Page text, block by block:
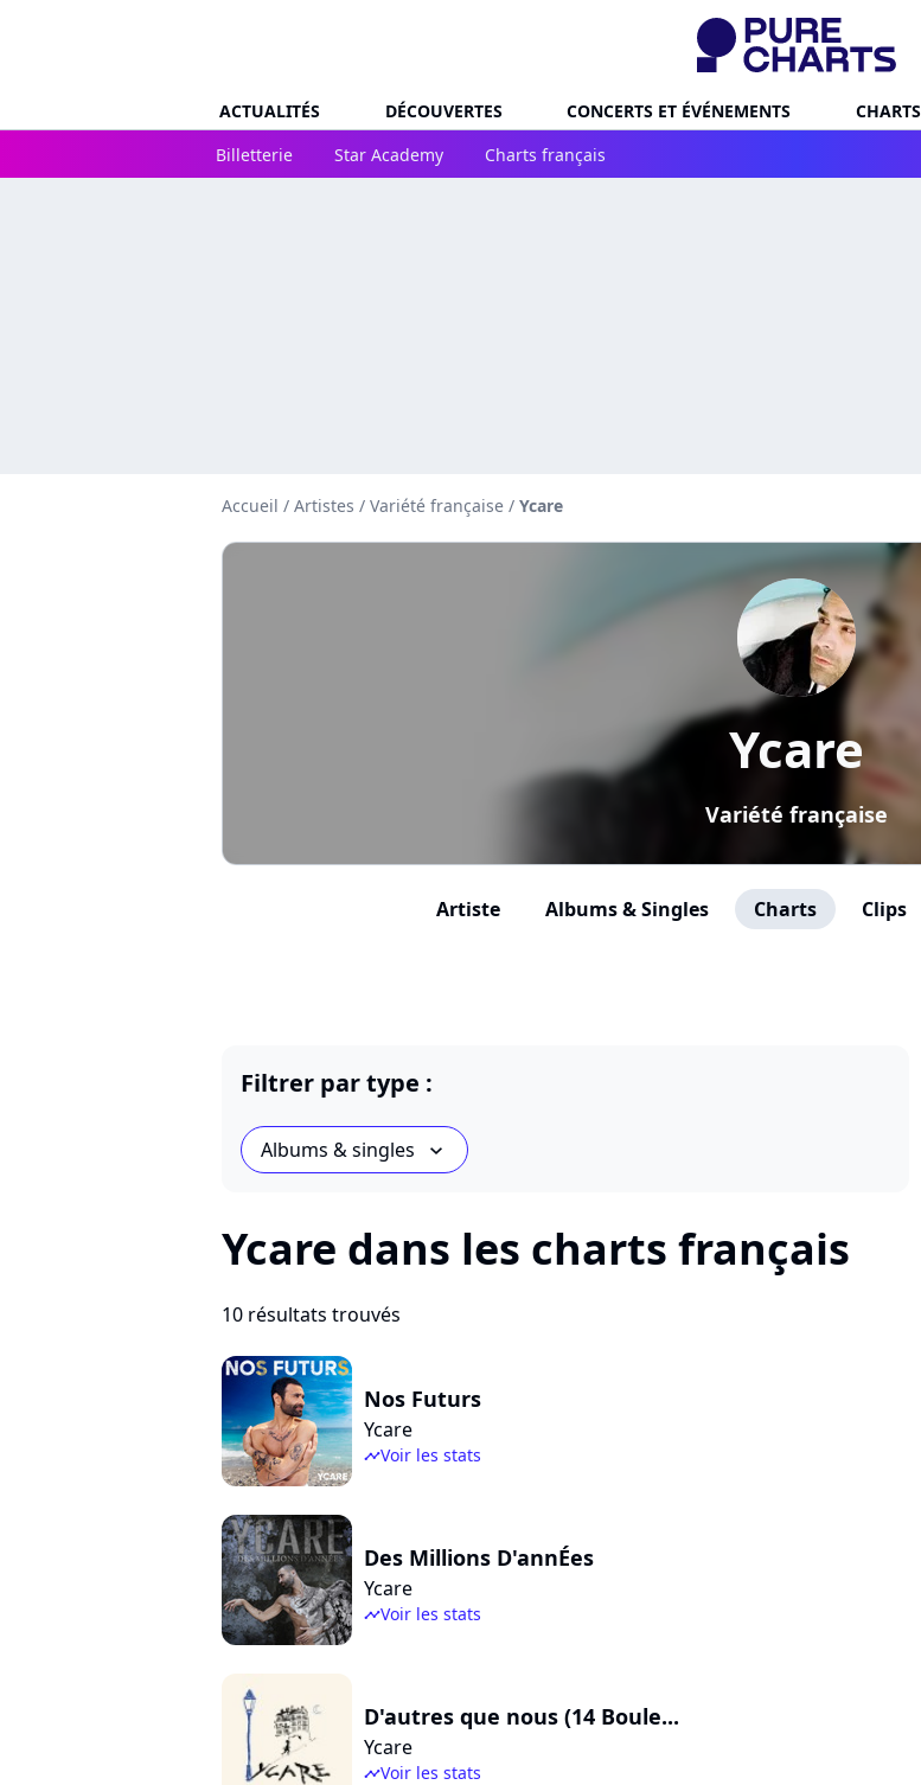
ACTUALITÉS DÉCOUVERTES CONCERTS ET ÉVÉNEMENTS CHARTS
Billetterie
Star Academy Charts français
Accueil / Artistes / Variété française / Ycare
Ycare
Variété française
Artiste Albums & Singles Charts Clips
Filtrer par type :
Albums & singles chevron_bot
Ycare dans les charts français
10 résultats trouvés
Nos Futurs
Ycare
timelineVoir les stats
Des Millions D'annÉes
Ycare
timelineVoir les stats
D'autres que nous (14 Boule...
Ycare
timelineVoir les stats